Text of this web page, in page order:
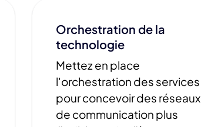
Orchestration de la
technologie
Mettez en place
l'orchestration des services
pour concevoir des réseaux
de communication plus